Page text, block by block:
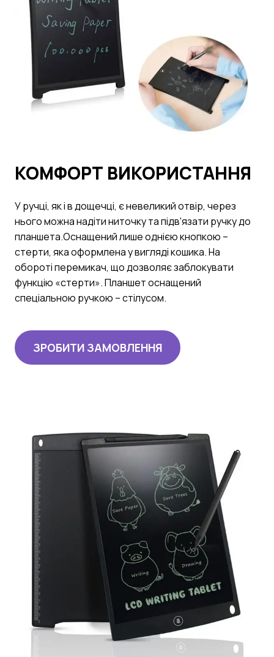
КОМФОРТ ВИКОРИСТАННЯ
У ручці, як і в дощечці, є невеликий отвір, через
нього можна надіти ниточку та підв'язати ручку до
планшета.Оснащений лише однією кнопкою –
стерти, яка оформлена у вигляді кошика. На
обороті перемикач, що дозволяє заблокувати
функцію «стерти». Планшет оснащений
спеціальною ручкою – стілусом.
ЗРОБИТИ ЗАМОВЛЕННЯ